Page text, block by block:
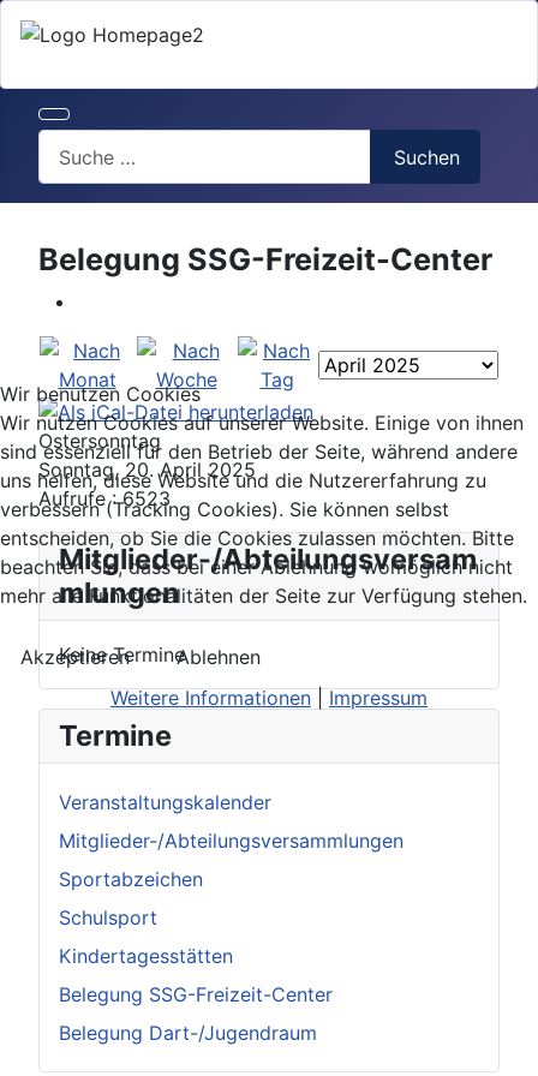
Suchen
Mitglieder-/Abteilungsversam
mlungen
Keine Termine
Termine
Veranstaltungskalender
Mitglieder-/Abteilungsversammlungen
Sportabzeichen
Schulsport
Kindertagesstätten
Belegung SSG-Freizeit-Center
Belegung Dart-/Jugendraum
Belegung SSG-Freizeit-Center
Ostersonntag
Sonntag, 20. April 2025
Aufrufe: 6523
Wir benutzen Cookies
Wir nutzen Cookies auf unserer Website. Einige von ihnen
sind essenziell für den Betrieb der Seite, während andere
uns helfen, diese Website und die Nutzererfahrung zu
verbessern (Tracking Cookies). Sie können selbst
entscheiden, ob Sie die Cookies zulassen möchten. Bitte
beachten Sie, dass bei einer Ablehnung womöglich nicht
mehr alle Funktionalitäten der Seite zur Verfügung stehen.
Akzeptieren
Ablehnen
Weitere Informationen
Impressum